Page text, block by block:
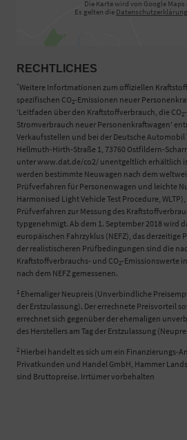
Die Karte wird von Google Maps
Es gelten die
RECHTLICHES
*Weitere Infortmationen zum offiziellen
spezifischen CO2-Emissionen neuer
'Leitfaden über den Kraftstoffverbrauch, die CO2
Stromverbrauch neuer Personenkraftwagen'
Verkaufsstellen und bei der Deutsche Automobil
Hellmuth-Hirth-Straße 1, 73760 Ostfildern-
unter www.dat.de/co2/ unentgeltlich erhältlich
werden bestimmte Neuwagen nach dem
Prüfverfahren für Personenwagen und leichte
Harmonised Light Vehicle Test Procedure,
Prüfverfahren zur Messung des
typgenehmigt. Ab dem 1. September 2018 wird
europäischen Fahrzyklus (NEFZ), das derzeitige
der realistischeren Prüfbedingungen sind die
Kraftstoffverbrauchs- und CO2-Emissionswerte
nach dem NEFZ gemessenen.
1 Ehemaliger Neupreis (Unverbindliche
der Erstzulassung). Der errechnete Preisvorteil
errechnet sich gegenüber der ehemaligen
des Herstellers am Tag der Erstzulassung
2 Hierbei handelt es sich um ein Finanzierungs-
Privatkunden und Handel GmbH, Hammer
sind Bruttopreise. Irrtümer vorbehalten